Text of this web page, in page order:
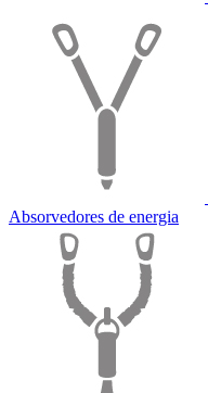
Absorvedores de energia